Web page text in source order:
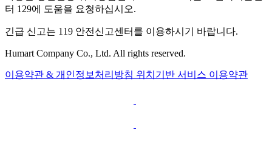
터 129에 도움을 요청하십시오.
긴급 신고는 119 안전신고센터를 이용하시기 바랍니다.
Humart Company Co., Ltd. All rights reserved.
이용약관 & 개인정보처리방침 위치기반 서비스 이용약관